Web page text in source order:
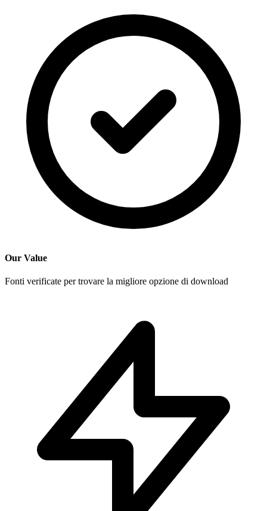
Our Value
Fonti verificate per trovare la migliore opzione di download